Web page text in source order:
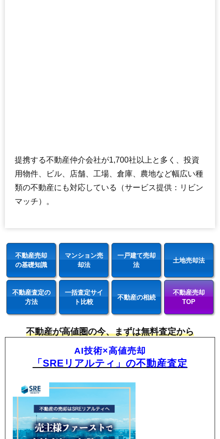
提携する不動産仲介会社が1,700社以上と多く、投資
用物件、ビル、店舗、工場、倉庫、農地など幅広い種
類の不動産にも対応している（サービス提供：リビン
マッチ）。
不動産売却
の基礎知識
マンション売
却法
一戸建て売却
法
土地売却法
不動産査定の
方法
一括査定サイ
ト比較
不動産の相続
不動産売却
TOP
不動産が高値圏の今、まずは無料査定から
AI技術×高値売却
「SREリアルティ」の不動産査定